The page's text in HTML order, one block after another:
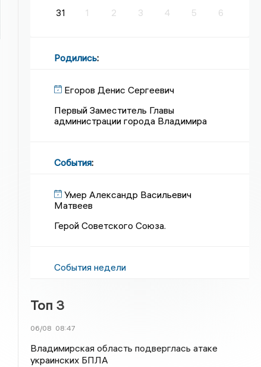
31
1 2 3 4 5 6
Родились:
Егоров Денис Сергеевич
Первый Заместитель Главы
администрации города Владимира
События:
Умер Александр Васильевич
Матвеев
Герой Советского Союза.
События недели
Топ 3
06/08 08:47
Владимирская область подверглась атаке
украинских БПЛА